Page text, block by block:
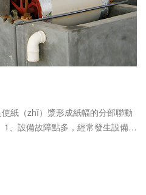
（zhǐ）漿形成紙幅的分部聯動
設備故障點多，經常發生設備
使用壽命短，更換備件的頻率